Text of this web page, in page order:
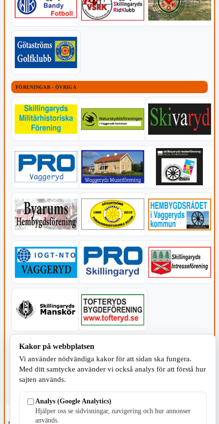
FÖRENINGAR - ÖVRIGA
KOMMUNEN
Kakor på webbplatsen
Vi använder nödvändiga kakor för att sidan ska fungera.
Med ditt samtycke använder vi också analys för att förstå hur
sajten används.
Analys (Google Analytics)
Hjälper oss se sidvisningar, navigering och hur annonser
används.